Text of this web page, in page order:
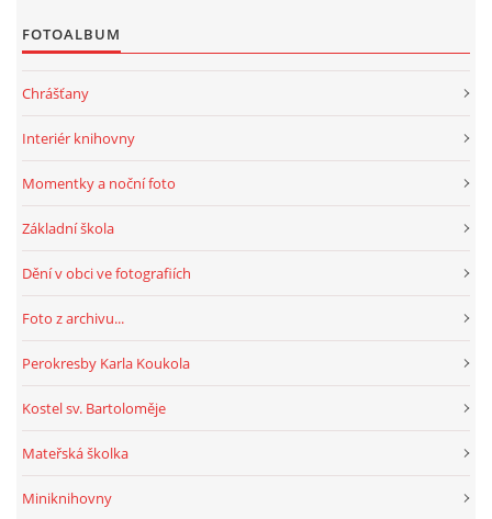
HRY, KVÍZY, VZDĚLÁVÁNÍ ON-LINE
© 2026 eStránky.cz |RSS Aktualizováno: 1. 8. 2026
FOTOALBUM
Chrášťany
Interiér knihovny
Momentky a noční foto
Základní škola
Dění v obci ve fotografiích
Foto z archivu...
Perokresby Karla Koukola
Kostel sv. Bartoloměje
Mateřská školka
Miniknihovny